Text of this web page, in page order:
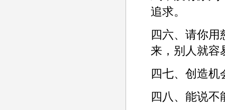
追求。­
四六、请你用
来，别人就容
四七、创造机
四八、能说不